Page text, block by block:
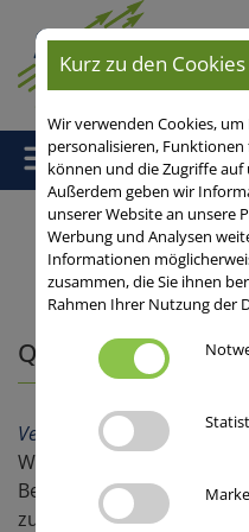
Home/Getreide/
Qualitätsweizen
Qualitätsweizen
Vermarktung & Verwertung
Wir haben auf unserer
Begriff sowohl E- als auch
zusammengefasst. Das
Kurz zu den Cookies
Wir verwenden Cookies,
personalisieren,
können und die Zugriffe auf
Außerdem geben wir
unserer Website an unsere
Werbung und Analysen
Informationen
zusammen, die Sie ihnen
Rahmen Ihrer Nutzung der